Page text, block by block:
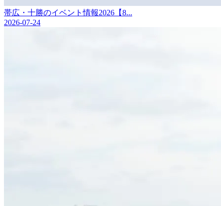
帯広・十勝のイベント情報2026【8...
2026-07-24